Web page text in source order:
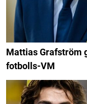
Mattias Grafström
fotbolls-VM